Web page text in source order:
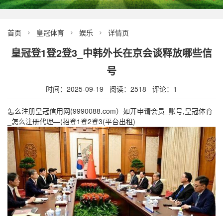
首页  皇冠体育  娱乐  详情页
皇冠登1登2登3_中韩外长在京会谈释放哪些信
号
时间：2025-09-19 阅读：2518 评论：1
怎么注册皇冠信用网(9990088.com）如开申请会员_账号,皇冠体育
_怎么注册代理—(招登1登2登3(平台出租)